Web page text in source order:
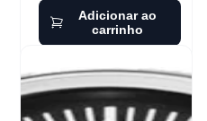
Adicionar ao
carrinho